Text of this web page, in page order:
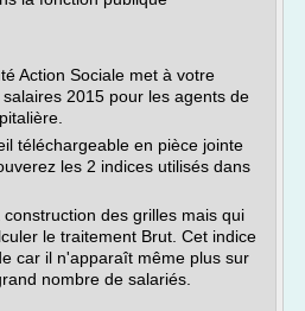
Action Sociale met à votre
2015 pour les agents de
téléchargeable en pièce jointe
les 2 indices utilisés dans
des grilles mais qui
le traitement Brut. Cet indice
car il n'apparaît même plus sur
nombre de salariés.